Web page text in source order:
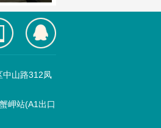
中山路312凤
岬站(A1出口